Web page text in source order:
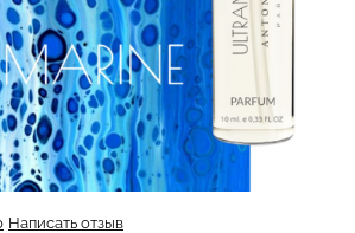
Написать отзыв